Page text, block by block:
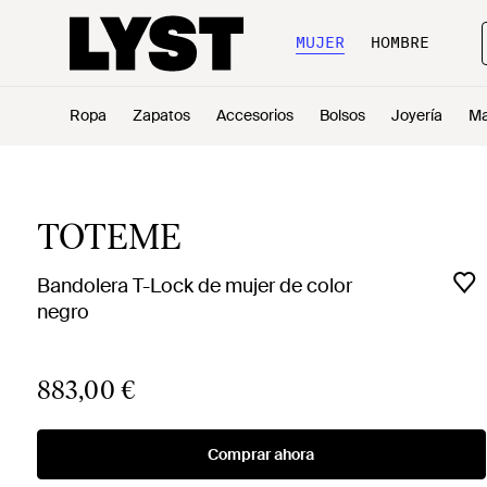
MUJER HOMBRE
Ropa Zapatos Accesorios Bolsos Joyería
TOTEME
Bandolera T-Lock de mujer de color
negro
883,00 €
Comprar ahora